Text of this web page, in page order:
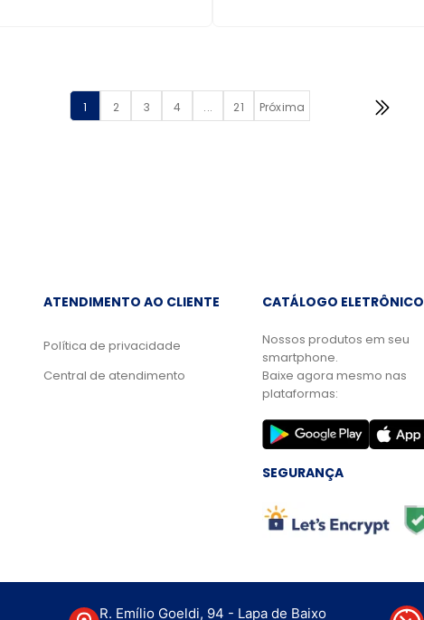
1 2 3 4 ... 21 Próxima
ATENDIMENTO AO CLIENTE
Política de privacidade
Central de atendimento
CATÁLOGO ELETRÔNICO
Nossos produtos em seu
smartphone.
Baixe agora mesmo nas
plataformas:
SEGURANÇA
R. Emílio Goeldi, 94 - Lapa de Baixo